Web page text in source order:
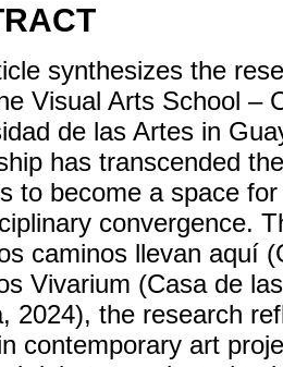
synthesizes the
Visual Arts School –
de las Artes in
has transcended
to become a space
convergence.
caminos llevan aquí
Vivarium (Casa de
2024), the research
contemporary art